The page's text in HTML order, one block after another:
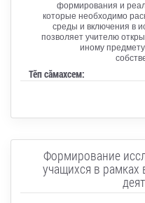
формирования и
которые необходимо
среды и включения в
позволяет учителю
иному
Тӗп сӑмахсем:
Формирование
учащихся в